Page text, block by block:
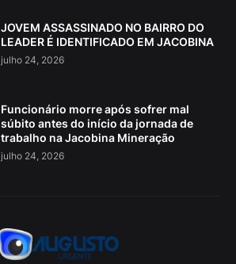
JOVEM ASSASSINADO NO BAIRRO DO
LEADER É IDENTIFICADO EM JACOBINA
julho 24, 2026
Funcionário morre após sofrer mal
súbito antes do início da jornada de
trabalho na Jacobina Mineração
julho 24, 2026